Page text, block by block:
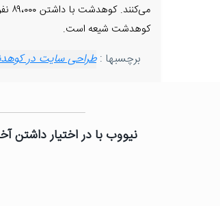
کوهدشت شیعه است.
برچسبها :طراحی سایت در
نیووب با در اختیار داشتن